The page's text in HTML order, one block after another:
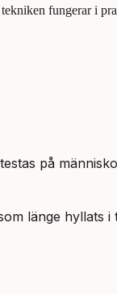
fungerar i
på
länge hyllats i